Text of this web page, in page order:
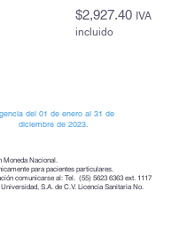
$2,927.40 VA
incluido
del 01 de enero al 31 de
diciembre de 2023.
Moneda Nacional.
para pacientes particulares.
comunicarse al: Tel. (55) 5623 6363 ext. 1117
S.A. de C.V. Licencia Sanitaria No.